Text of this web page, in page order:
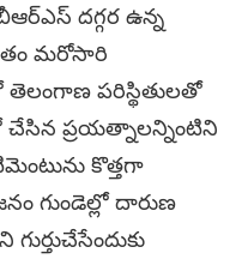
దగ్గర ఉన్న
మరోసారి
తెలంగాణ పరిస్థితులతో
ప్రయత్నాలన్నింటిని
కొత్తగా
గుండెల్లో దారుణ